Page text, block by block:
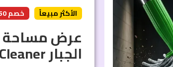
الأكثر مبيعاً خصم 50%
عرض مساحة
الجبار Multipurpose Bubble Cleaner